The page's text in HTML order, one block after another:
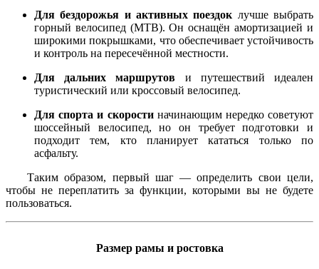
Для бездорожья и активных поездок лучше выбрать
горный велосипед (MTB). Он оснащён амортизацией и
широкими покрышками, что обеспечивает устойчивость
и контроль на пересечённой местности.
Для дальних маршрутов и путешествий идеален
туристический или кроссовый велосипед.
Для спорта и скоростиначинающим нередко советуют
шоссейный велосипед, но он требует подготовки и
подходит тем, кто планирует кататься только по
асфальту.
Таким образом, первый шаг — определить свои цели,
чтобы не переплатить за функции, которыми вы не будете
пользоваться.
Размер рамы и ростовка